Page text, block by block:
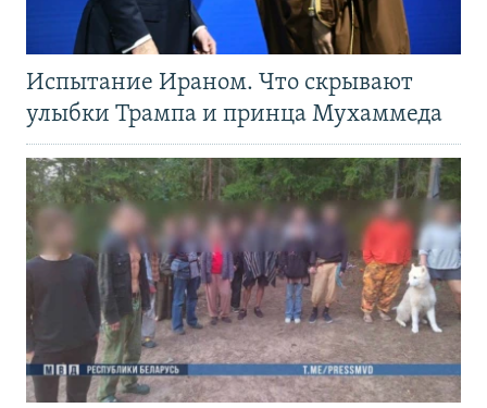
Испытание Ираном. Что скрывают
улыбки Трампа и принца Мухаммеда